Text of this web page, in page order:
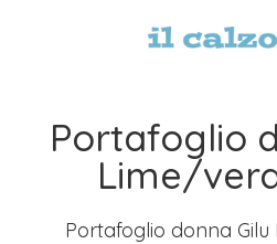
Portafoglio
Lime/
Portafoglio donna